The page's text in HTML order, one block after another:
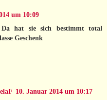
um 10:09
Da hat sie sich bestimmt total
Geschenk
10. Januar 2014 um 10:17